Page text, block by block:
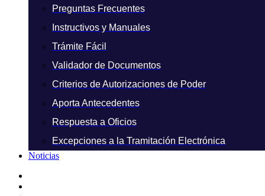
Preguntas Frecuentes
Instructivos y Manuales
Trámite Fácil
Validador de Documentos
Criterios de Autorizaciones de Poder
Aporta Antecedentes
Respuesta a Oficios
Excepciones a la Tramitación Electrónica
Noticias